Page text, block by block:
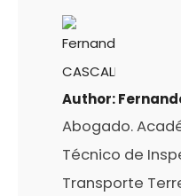
Author:
Abogado.
Técnico de
Transporte